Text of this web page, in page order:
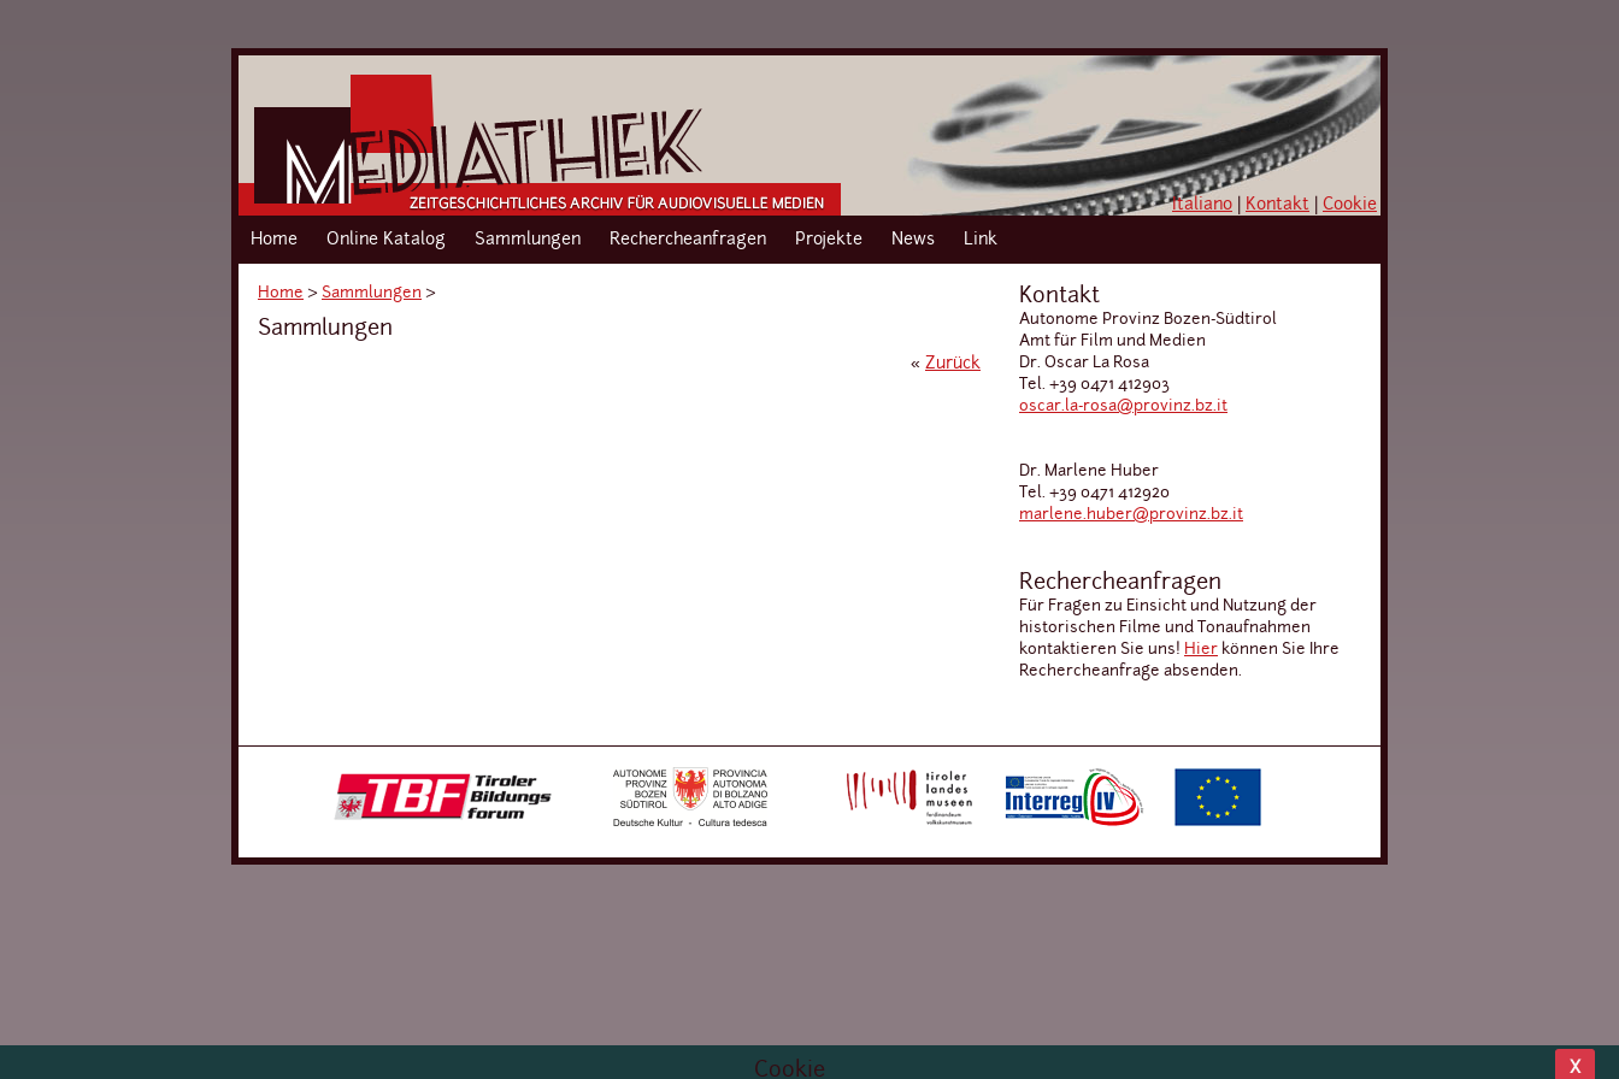
Italiano Kontakt
Cookie
Home
Online Katalog Sammlungen Rechercheanfragen Projekte News Link
Home › Sammlungen ›
Sammlungen
« Zurück
Kontakt
Autonome Provinz Bozen-Südtirol
Amt für Film und Medien
Dr. Oscar La Rosa
Tel. +39 0471 412903
oscar.la-rosa@provinz.bz.it
Dr. Marlene Huber
Tel. +39 0471 412920
marlene.huber@provinz.bz.it
Rechercheanfragen
Für Fragen zu Einsicht und Nutzung der
historischen Filme und Tonaufnahmen
kontaktieren Sie uns! Hier können Sie Ihre
Rechercheanfrage absenden.
X
Cookie